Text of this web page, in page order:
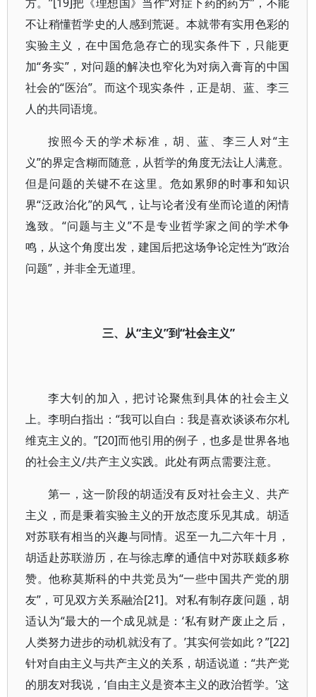
不让稍懂哲学史的人感到荒诞。本就带有实用色彩的
实验主义，在中国危急存亡的现实条件下，只能更
加“务实”，对问题的解决也窄化为对病入膏肓的中国
社会的“医治”。而这个现实条件，正是胡、蓝、李三
人的共同语境。
按照今天的学术标准，胡、蓝、李三人对“主
义”的界定含糊而随意，从哲学的角度无法让人满意。
但是问题的关键不在这里。危如累卵的时事和知识
界“泛政治化”的风气，让与论者没有坐而论道的闲情
逸致。“问题与主义”不是专业哲学家之间的学术争
鸣，从这个角度出发，建国后把这场争论定性为“政治
问题”，并非全无道理。
三、从“主义”到“社会主义”
李大钊的加入，把讨论聚焦到具体的社会主义
上。李明白指出：“我可以自白：我是喜欢谈谈布尔札
维克主义的。”[20]而他引用的例子，也多是世界各地
的社会主义/共产主义实践。此处有两点需要注意。
第一，这一阶段的胡适没有反对社会主义、共产
主义，而是秉着实验主义的开放态度乐见其成。胡适
对苏联有相当的兴趣与同情。迟至一九二六年十月，
胡适赴苏联游历，在与徐志摩的通信中对苏联颇多称
赞。他称莫斯科的中共党员为“一些中国共产党的朋
友”，可见双方关系融洽[21]。对私有制存废问题，胡
适认为“最大的一个成见就是：‘私有财产废止之后，
人类努力进步的动机就没有了。’其实何尝如此？”[22]
针对自由主义与共产主义的关系，胡适说道：“共产党
的朋友对我说，‘自由主义是资本主义的政治哲学。’这